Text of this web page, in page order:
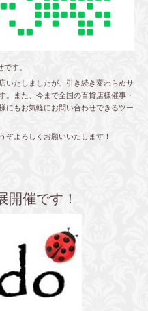
す。
いたしましたが、引き続き変わらぬサ
。また、今まで全国の百貨店様催事・
にもお気軽にお問い合わせできるツー
ぞよろしくお願いいたします！
開催です！